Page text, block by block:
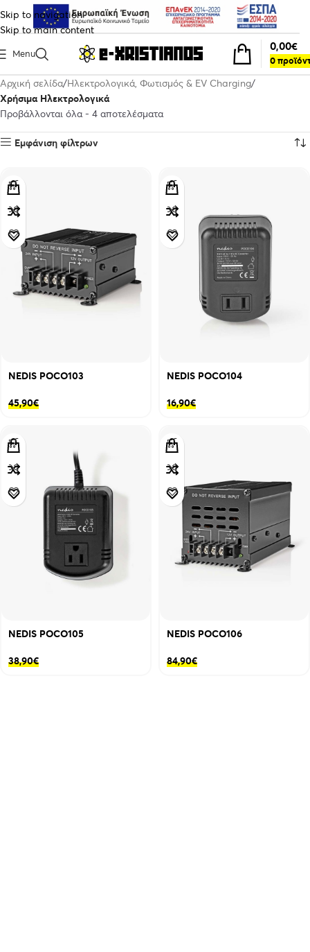
Skip to navigation
Skip to main content
Menu
0
0,00€
Αρχική σελίδα Ηλεκτρολογικά, Φωτισμός & EV Charging
Χρήσιμα Ηλεκτρολογικά
Προβάλλονται όλα - 4 αποτελέσματα
Εμφάνιση φίλτρων
NEDIS POCO103
45,90€
NEDIS POCO104
16,90€
NEDIS POCO105
38,90€
NEDIS POCO106
84,90€